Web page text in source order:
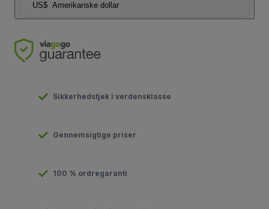
US$ Amerikanske dollar
Sikkerhedstjek i verdensklasse
Gennemsigtige priser
100 % ordregaranti